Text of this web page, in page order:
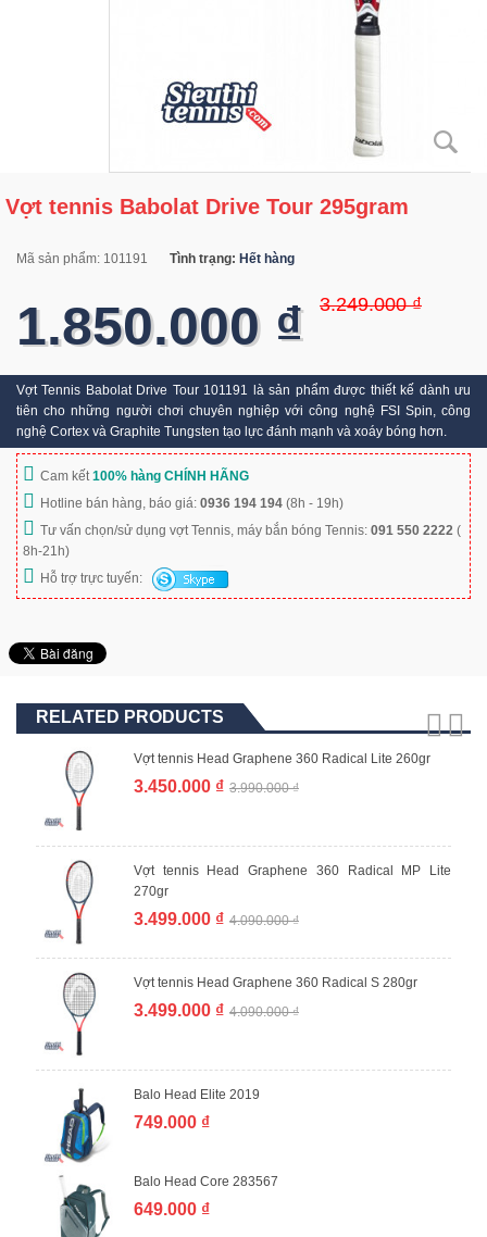
Vợt tennis Babolat Drive Tour 295gram
Mã sản phẩm: 101191 Tình trạng: Hết hàng
3.249.000 ₫
1.850.000 ₫
Vợt Tennis Babolat Drive Tour 101191 là sản phẩm được thiết kế dành ưu
tiên cho những người chơi chuyên nghiệp với công nghệ FSI Spin, công
nghệ Cortex và Graphite Tungsten tạo lực đánh mạnh và xoáy bóng hơn.
Cam kết100% hàng CHÍNH HÃNG
Hotline bán hàng, báo giá: 0936 194 194 (8h - 19h)
Tư vấn chọn/sử dụng vợt Tennis, máy bắn bóng Tennis: 091 550 2222 (
8h-21h)
Hỗ trợ trực tuyến:
RELATED PRODUCTS
Vợt tennis Head Graphene 360 Radical Lite 260gr
3.990.000 ₫
3.450.000 ₫
Vợt tennis Head Graphene 360 Radical MP Lite
270gr
4.090.000 ₫
3.499.000 ₫
Vợt tennis Head Graphene 360 Radical S 280gr
4.090.000 ₫
3.499.000 ₫
Balo Head Elite 2019
749.000 ₫
Balo Head Core 283567
649.000 ₫